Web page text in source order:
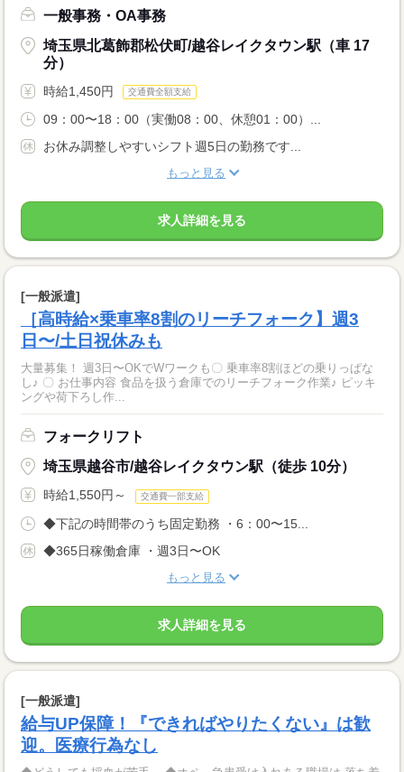
一般事務・OA事務
埼玉県北葛飾郡松伏町/越谷レイクタウン駅（車 17
分）
時給1,450円 交通費全額支給
09：00〜18：00（実働08：00、休憩01：00）...
お休み調整しやすいシフト週5日の勤務です...
もっと見る
求人詳細を見る
[一般派遣]
［高時給×乗車率8割のリーチフォーク】週3
日〜/土日祝休みも
大量募集！ 週3日〜OKでWワークも〇 乗車率8割ほどの乗りっぱな
し♪ 〇 お仕事内容 食品を扱う倉庫でのリーチフォーク作業♪ ピッキ
ングや荷下ろし作...
フォークリフト
埼玉県越谷市/越谷レイクタウン駅（徒歩 10分）
時給1,550円～ 交通費一部支給
◆下記の時間帯のうち固定勤務 ・6：00〜15...
◆365日稼働倉庫 ・週3日〜OK
もっと見る
求人詳細を見る
[一般派遣]
給与UP保障！『できればやりたくない』は歓
迎。医療行為なし